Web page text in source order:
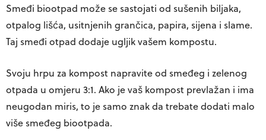
Smeđi biootpad može se sastojati od sušenih biljaka,
otpalog lišća, usitnjenih grančica, papira, sijena i slame.
Taj smeđi otpad dodaje ugljik vašem kompostu.
Svoju hrpu za kompost napravite od smeđeg i zelenog
otpada u omjeru 3:1. Ako je vaš kompost prevlažan i ima
neugodan miris, to je samo znak da trebate dodati malo
više smeđeg biootpada.